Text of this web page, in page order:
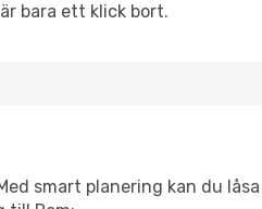
bara ett klick bort.
smart planering kan du